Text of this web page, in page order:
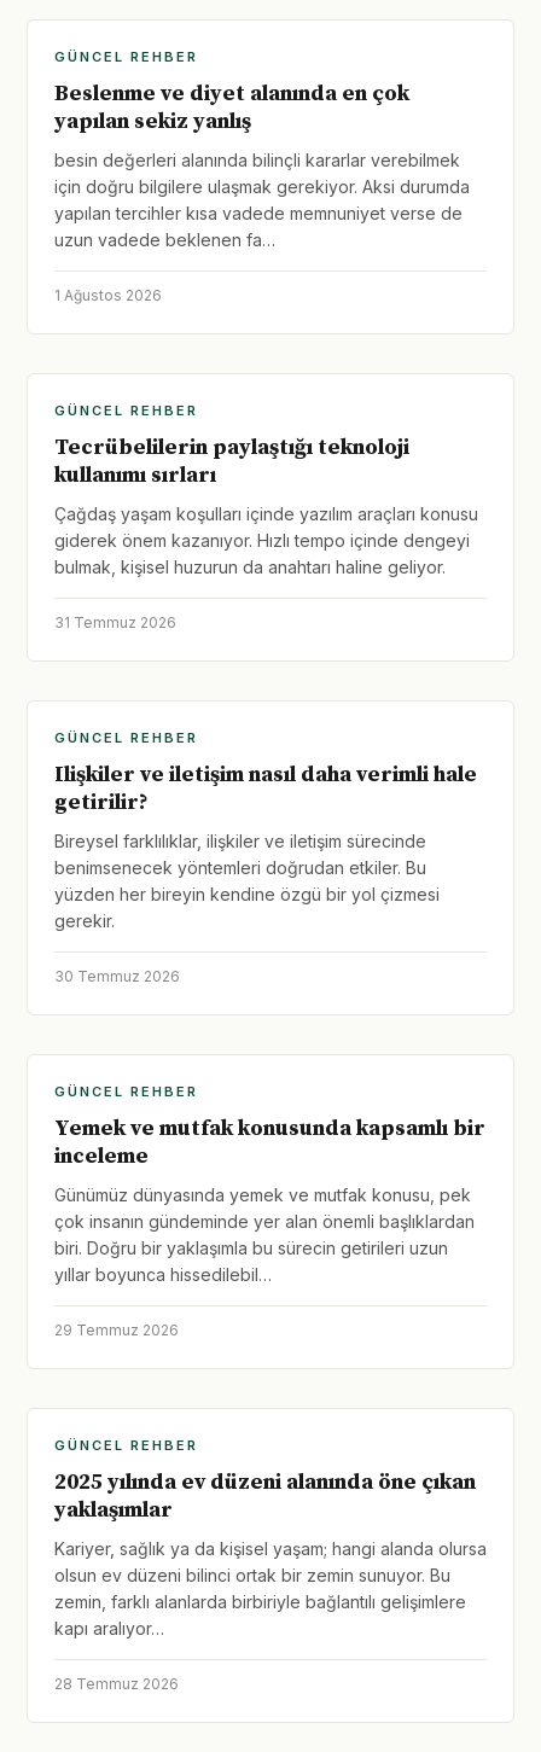
GÜNCEL REHBER
Beslenme ve diyet alanında en çok
yapılan sekiz yanlış
besin değerleri alanında bilinçli kararlar verebilmek
için doğru bilgilere ulaşmak gerekiyor. Aksi durumda
yapılan tercihler kısa vadede memnuniyet verse de
uzun vadede beklenen fa…
1 Ağustos 2026
GÜNCEL REHBER
Tecrübelilerin paylaştığı teknoloji
kullanımı sırları
Çağdaş yaşam koşulları içinde yazılım araçları konusu
giderek önem kazanıyor. Hızlı tempo içinde dengeyi
bulmak, kişisel huzurun da anahtarı haline geliyor.
31 Temmuz 2026
GÜNCEL REHBER
Ilişkiler ve iletişim nasıl daha verimli hale
getirilir?
Bireysel farklılıklar, ilişkiler ve iletişim sürecinde
benimsenecek yöntemleri doğrudan etkiler. Bu
yüzden her bireyin kendine özgü bir yol çizmesi
gerekir.
30 Temmuz 2026
GÜNCEL REHBER
Yemek ve mutfak konusunda kapsamlı bir
inceleme
Günümüz dünyasında yemek ve mutfak konusu, pek
çok insanın gündeminde yer alan önemli başlıklardan
biri. Doğru bir yaklaşımla bu sürecin getirileri uzun
yıllar boyunca hissedilebil…
29 Temmuz 2026
GÜNCEL REHBER
2025 yılında ev düzeni alanında öne çıkan
yaklaşımlar
Kariyer, sağlık ya da kişisel yaşam; hangi alanda olursa
olsun ev düzeni bilinci ortak bir zemin sunuyor. Bu
zemin, farklı alanlarda birbiriyle bağlantılı gelişimlere
kapı aralıyor…
28 Temmuz 2026